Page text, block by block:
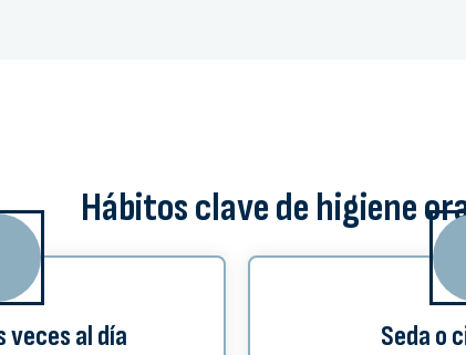
Hábitos clave de higiene
veces al día Seda o